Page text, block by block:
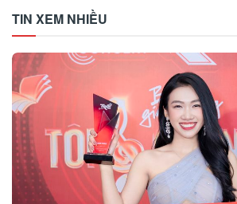
TIN XEM NHIỀU